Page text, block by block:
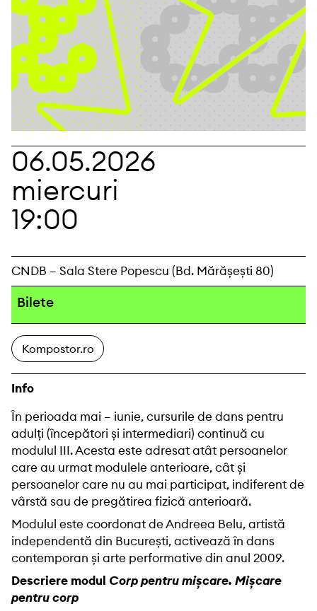
06.05.2026
miercuri
19:00
CNDB – Sala Stere Popescu (Bd. Mărășești 80)
Bilete
Kompostor.ro
Info
În perioada mai – iunie, cursurile de dans pentru
adulți (începători și intermediari) continuă cu
modulul III. Acesta este adresat atât persoanelor
care au urmat modulele anterioare, cât și
persoanelor care nu au mai participat, indiferent de
vârstă sau de pregătirea fizică anterioară.
Modulul este coordonat de Andreea Belu, artistă
independentă din București, activează în dans
contemporan și arte performative din anul 2009.
Descriere modul Corp pentru mișcare. Mișcare
pentru corp